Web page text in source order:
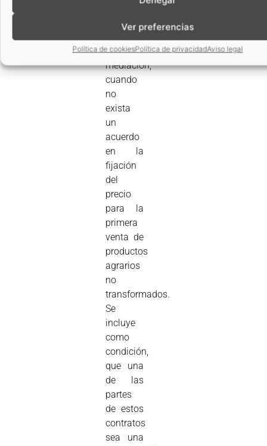
Ver preferencias
Política de cookiesPolítica de privacidadAviso legal
de
mediación,
cuando
no
exista
un
acuerdo
en la
fijación
del
precio
para la
primera
venta de
productos
agrarios
no
transformados.
Se
incluye
como
condición,
que una
de las
partes
de estos
contratos
sea una